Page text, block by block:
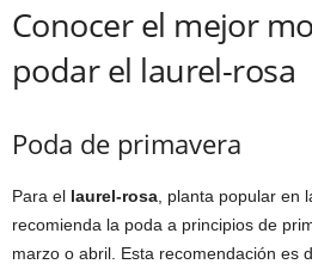
Conocer el mejor
podar el laurel-rosa
Poda de primavera
Para el laurel-rosa , planta popular en
recomienda la poda a principios de
marzo o abril. Esta recomendación es